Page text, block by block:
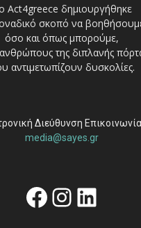
Act4greece δημιουργήθηκε
σκοπό να
όσο και όπως μπορούμε,
της διπλανής
αντιμετωπίζουν δυσκολίες.
Διεύθυνση
media@sayes.gr
Facebook